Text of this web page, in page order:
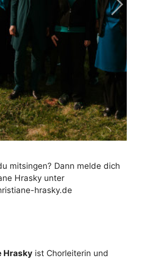
mitsingen? Dann melde dich
Hrasky unter
hrasky.de
Hrasky ist Chorleiterin und